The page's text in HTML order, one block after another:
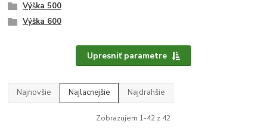
Výška 500
Výška 600
Upresniť parametre
Najnovšie Najlacnejšie Najdrahšie
Zobrazujem 1-42 z 42